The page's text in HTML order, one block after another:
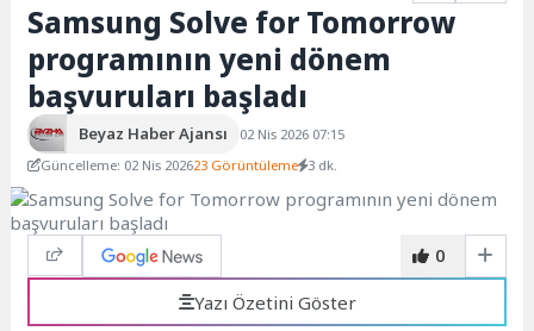
Samsung Solve for Tomorrow
programının yeni dönem
başvuruları başladı
Beyaz Haber Ajansı
02 Nis 2026 07:15
Güncelleme: 02 Nis 202623 Görüntüleme 3 dk.
0
Yazı Özetini Göster